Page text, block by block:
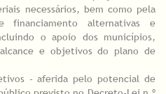
necessários, bem como pela
financiamento alternativas e
o apoio dos municípios,
e objetivos do plano de
- aferida pelo potencial de